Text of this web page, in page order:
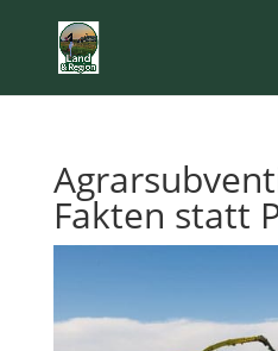
Fakten statt